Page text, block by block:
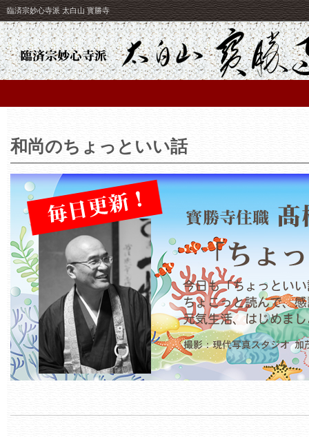
臨済宗妙心寺派 太白山 寳勝寺
和尚のちょっといい話